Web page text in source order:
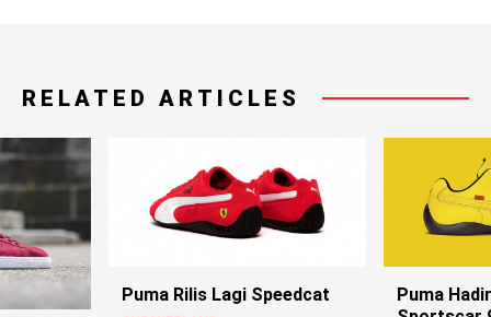
RELATED ARTICLES
Puma Rilis Lagi Speedcat
Puma